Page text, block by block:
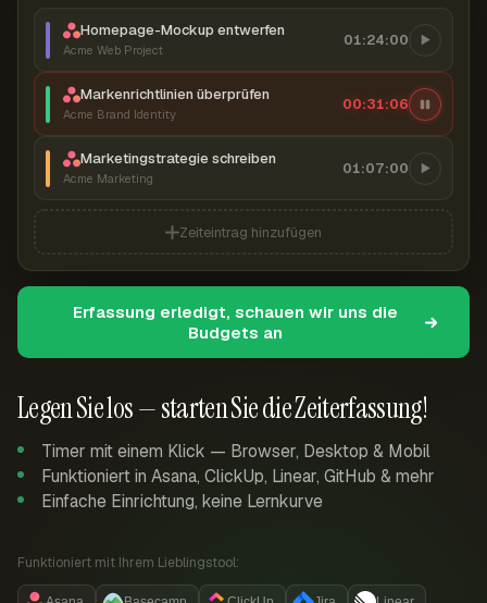
Legen Sie los — starten Sie die Zeiterfassung!
Timer mit einem Klick — Browser, Desktop & Mobil
Funktioniert in Asana, ClickUp, Linear, GitHub & mehr
Einfache Einrichtung, keine Lernkurve
Funktioniert mit Ihrem Lieblingstool:
Homepage-Mockup entwerfen
Acme Web Project
01:24:00
Markenrichtlinien überprüfen
Acme Brand Identity
00:31:06
Marketingstrategie schreiben
Acme Marketing
01:07:00
Zeiteintrag hinzufügen
Erfassung erledigt, schauen wir uns die
Budgets an